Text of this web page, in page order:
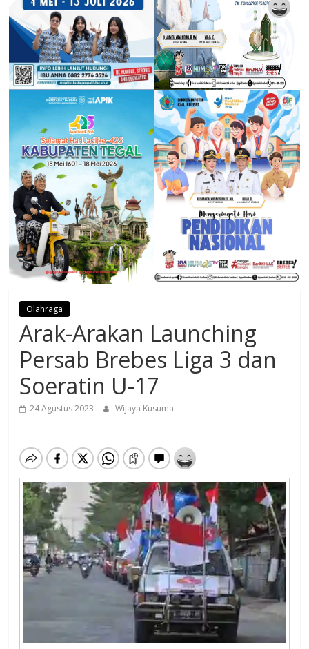
Olahraga
Arak-Arakan Launching
Persab Brebes Liga 3 dan
Soeratin U-17
24 Agustus 2023 Wijaya Kusuma